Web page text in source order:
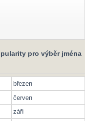
pro výběr jména
březen
červen
září